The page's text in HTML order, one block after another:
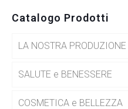
Catalogo Prodotti
LA NOSTRA PRODUZIONE
SALUTE e BENESSERE
COSMETICA e BELLEZZA